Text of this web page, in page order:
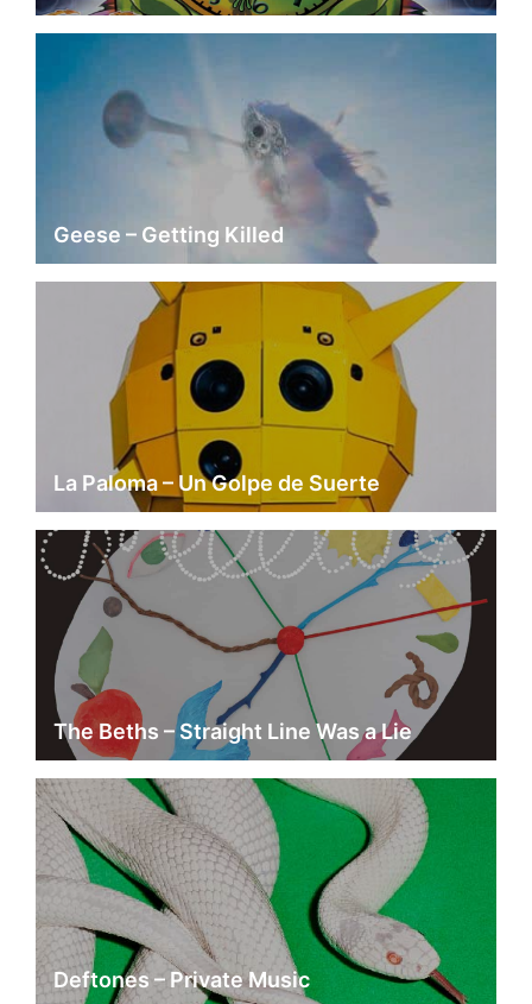
Geese – Getting Killed
La Paloma – Un Golpe de Suerte
The Beths – Straight Line Was a Lie
Deftones – Private Music